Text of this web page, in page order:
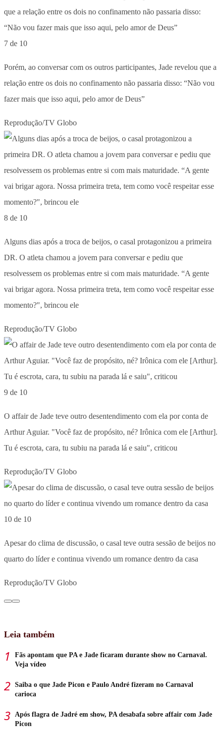
7 de 10
Porém, ao conversar com os outros participantes, Jade revelou que a
relação entre os dois no confinamento não passaria disso: “Não vou
fazer mais que isso aqui, pelo amor de Deus”
Reprodução/TV Globo
8 de 10
Alguns dias após a troca de beijos, o casal protagonizou a primeira
DR. O atleta chamou a jovem para conversar e pediu que
resolvessem os problemas entre si com mais maturidade. “A gente
vai brigar agora. Nossa primeira treta, tem como você respeitar esse
momento?", brincou ele
Reprodução/TV Globo
9 de 10
O affair de Jade teve outro desentendimento com ela por conta de
Arthur Aguiar. "Você faz de propósito, né? Irônica com ele [Arthur].
Tu é escrota, cara, tu subiu na parada lá e saiu", criticou
Reprodução/TV Globo
10 de 10
Apesar do clima de discussão, o casal teve outra sessão de beijos no
quarto do líder e continua vivendo um romance dentro da casa
Reprodução/TV Globo
Leia também
Fãs apontam que PA e Jade ficaram durante show no Carnaval.
Veja vídeo
Saiba o que Jade Picon e Paulo André fizeram no Carnaval
carioca
Após flagra de Jadré em show, PA desabafa sobre affair com Jade
Picon